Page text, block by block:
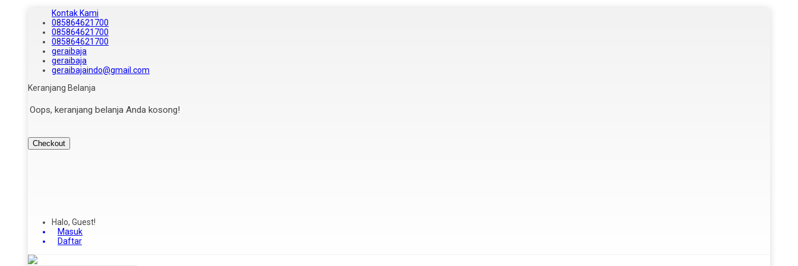
Kontak Kami
085864621700
085864621700
085864621700
geraibaja
geraibaja
geraibajaindo@gmail.com
Keranjang Belanja
Oops, keranjang belanja Anda kosong!
Checkout
Halo, Guest!
Masuk
Daftar